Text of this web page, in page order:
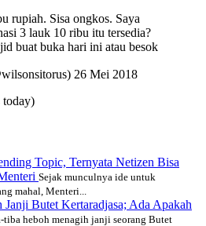
rupiah. Sisa ongkos. Saya
3 lauk 10 ribu itu tersedia?
buat buka hari ini atau besok
26 Mei 2018
today)
Topic, Ternyata Netizen Bisa
Sejak munculnya ide untuk
mahal, Menteri...
Janji Butet Kertaradjasa; Ada Apakah
tiba heboh menagih janji seorang Butet